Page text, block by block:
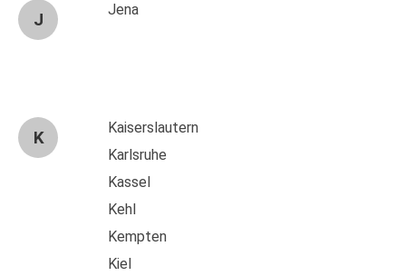
J
Jena
K
Kaiserslautern
Karlsruhe
Kassel
Kehl
Kempten
Kiel